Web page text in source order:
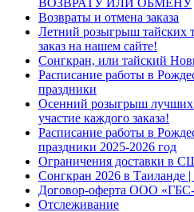
ВОЗВРАТУ ИЛИ ОБМЕНУ
Возвраты и отмена заказа
Летний розыгрыш тайских
заказ на нашем сайте!
Сонгкран, или тайский
Расписание работы в
праздники
Осенний розыгрыш
участие каждого заказа!
Расписание работы в
праздники 2025-2026 год
Ограничения доставки в
Сонгкран 2026 в Таиланде |
Договор-оферта ООО «ГБС-
Отслеживание